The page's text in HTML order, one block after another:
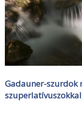
Gadauner-szurdok